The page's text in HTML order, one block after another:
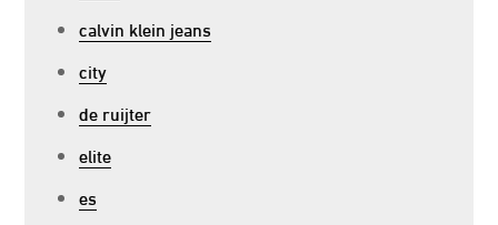
calvin klein jeans
city
de ruijter
elite
es